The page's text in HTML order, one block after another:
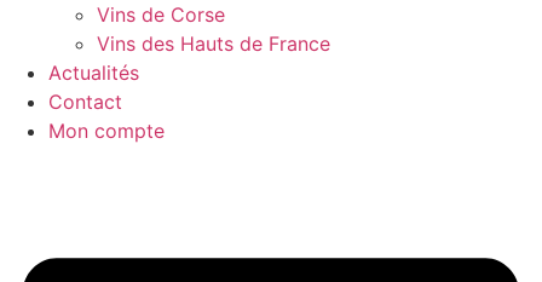
Vins de Corse
Vins des Hauts de France
Actualités
Contact
Mon compte